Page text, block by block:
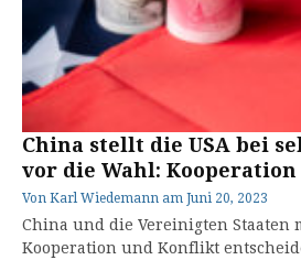
China stellt die USA bei
vor die Wahl:
Von Karl Wiedemann am Juni 20, 2023
China und die Vereinigten Staaten
Kooperation und Konflikt